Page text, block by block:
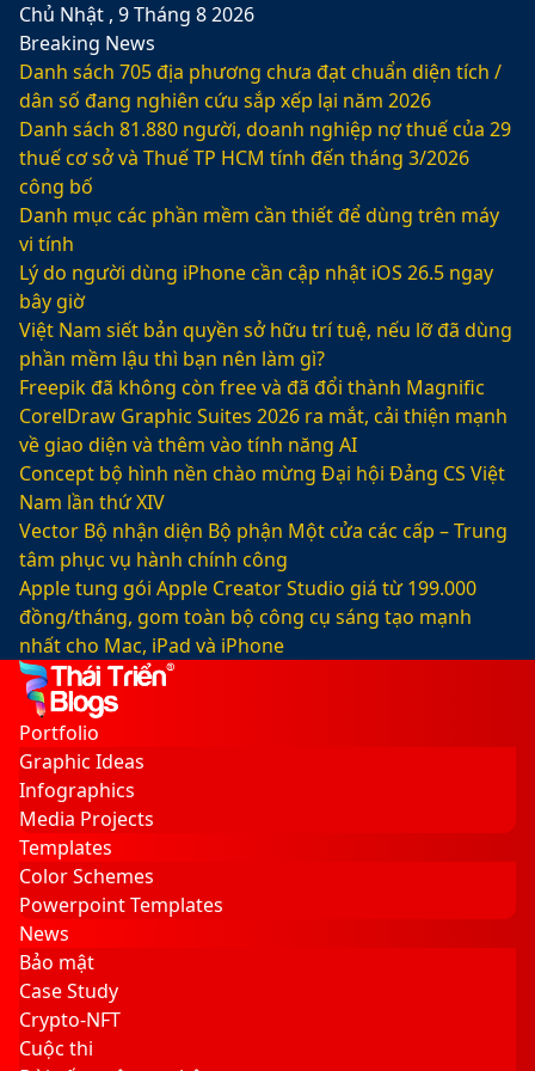
Chủ Nhật , 9 Tháng 8 2026
Breaking News
Danh sách 705 địa phương chưa đạt chuẩn diện tích /
dân số đang nghiên cứu sắp xếp lại năm 2026
Danh sách 81.880‬ người, doanh nghiệp nợ thuế của 29
thuế cơ sở và Thuế TP HCM tính đến tháng 3/2026
công bố
Danh mục các phần mềm cần thiết để dùng trên máy
vi tính
Lý do người dùng iPhone cần cập nhật iOS 26.5 ngay
bây giờ
Việt Nam siết bản quyền sở hữu trí tuệ, nếu lỡ đã dùng
phần mềm lậu thì bạn nên làm gì?
Freepik đã không còn free và đã đổi thành Magnific
CorelDraw Graphic Suites 2026 ra mắt, cải thiện mạnh
về giao diện và thêm vào tính năng AI
Concept bộ hình nền chào mừng Đại hội Đảng CS Việt
Nam lần thứ XIV
Vector Bộ nhận diện Bộ phận Một cửa các cấp – Trung
tâm phục vụ hành chính công
Apple tung gói Apple Creator Studio giá từ 199.000
đồng/tháng, gom toàn bộ công cụ sáng tạo mạnh
nhất cho Mac, iPad và iPhone
Facebook
X
LinkedIn
YouTube
Google
Play
Sidebar
Switch
skin
Portfolio
Graphic Ideas
Infographics
Media Projects
Templates
Color Schemes
Powerpoint Templates
News
Bảo mật
Case Study
Crypto-NFT
Cuộc thi